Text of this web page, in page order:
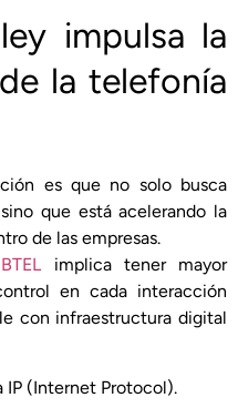
impulsa la
la telefonía
es que no solo busca
que está acelerando la
de las empresas.
implica tener mayor
en cada interacción
con infraestructura digital
IP (Internet Protocol).